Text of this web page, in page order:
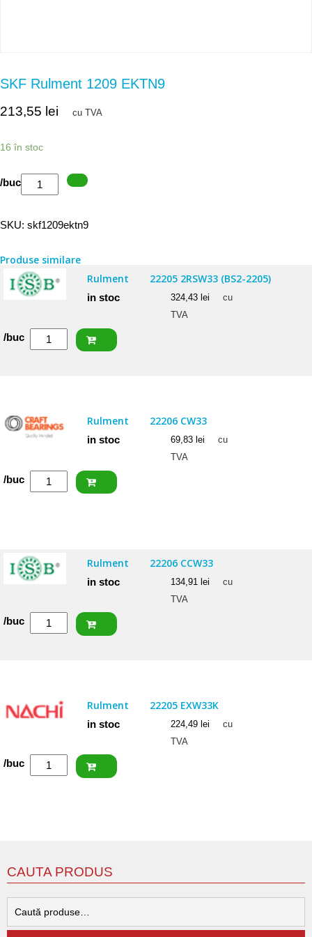
SKF Rulment 1209 EKTN9
213,55 lei cu TVA
16 în stoc
Cantitate
/buc
SKU: skf1209ektn9
Produse similare
Rulment
22205 2RSW33 (BS2-2205)
in stoc 324,43 lei
cu
TVA
Cantitate
(BS2-
2205)
/buc
Rulment 22206 CW33
in stoc 69,83 lei
cu
TVA
Cantitate
CRAFT
/buc
Rulment 22206 CCW33
in stoc 134,91 lei
cu
TVA
Cantitate
/buc
Rulment 22205 EXW33K
in stoc 224,49 lei
cu
TVA
Cantitate
NACHI
/buc
CAUTA PRODUS